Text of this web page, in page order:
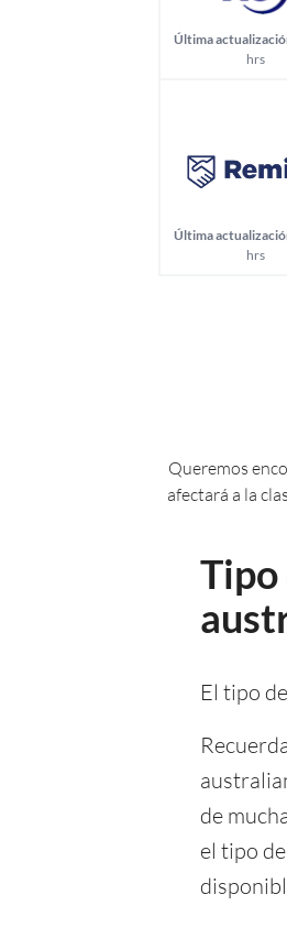
Última
hrs
Última
hrs
Queremos
afectará a la
Tipo
El tipo
de
el tipo